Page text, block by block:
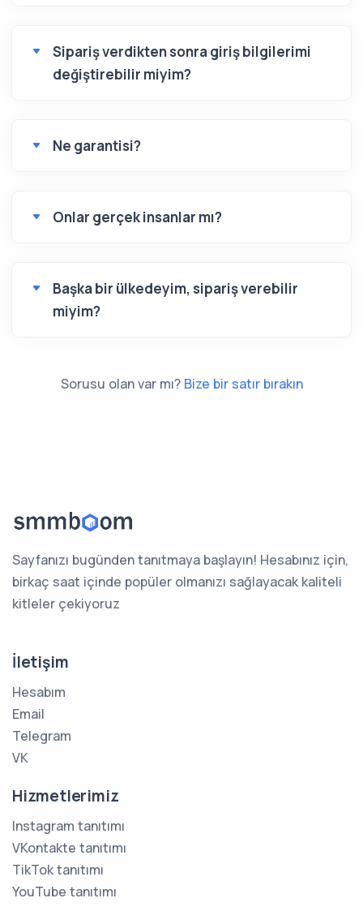
Sipariş verdikten sonra giriş bilgilerimi
değiştirebilir miyim?
Ne garantisi?
Onlar gerçek insanlar mı?
Başka bir ülkedeyim, sipariş verebilir
miyim?
Sorusu olan var mı? Bize bir satır bırakın
Sayfanızı bugünden tanıtmaya başlayın! Hesabınız için,
birkaç saat içinde popüler olmanızı sağlayacak kaliteli
kitleler çekiyoruz
İletişim
Hesabım
Email
Telegram
VK
Hizmetlerimiz
Instagram tanıtımı
VKontakte tanıtımı
TikTok tanıtımı
YouTube tanıtımı